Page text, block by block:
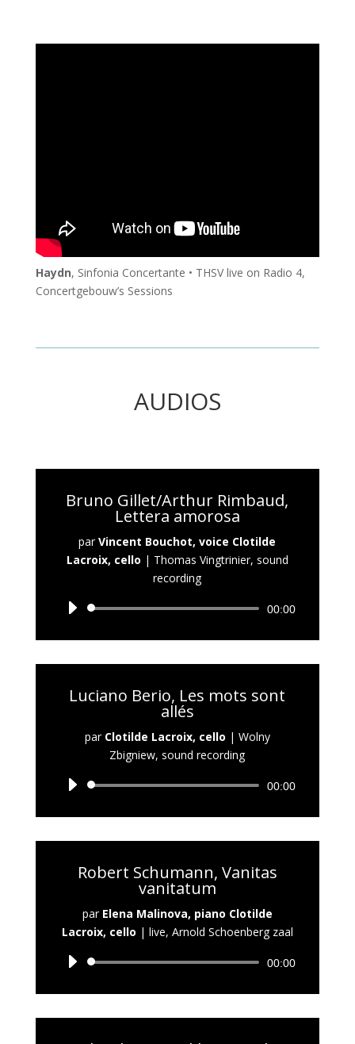
Haydn, Sinfonia Concertante • THSV live on Radio 4,
Concertgebouw’s Sessions
AUDIOS
Bruno Gillet/Arthur Rimbaud,
Lettera amorosa
parVincent Bouchot, voice Clotilde
Lacroix, cello | Thomas Vingtrinier, sound
recording
Lecteur
00:00
Luciano Berio, Les mots sont
allés
par Clotilde Lacroix, cello | Wolny
Zbigniew, sound recording
Lecteur
00:00
Robert Schumann, Vanitas
vanitatum
par Elena Malinova, piano Clotilde
Lacroix, cello | live, Arnold Schoenberg zaal
Lecteur
00:00